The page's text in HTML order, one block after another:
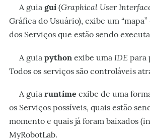
A guia gui (Graphical User
Gráfica do Usuário), exibe um
dos Serviços que estão sendo
A guia python exibe uma IDE para
Todos os serviços são controláveis
A guia runtime exibe de uma
os Serviços possíveis, quais estão
momento e quais já foram baixados
MyRobotLab.